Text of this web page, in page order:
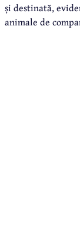
și destinată,
animale de